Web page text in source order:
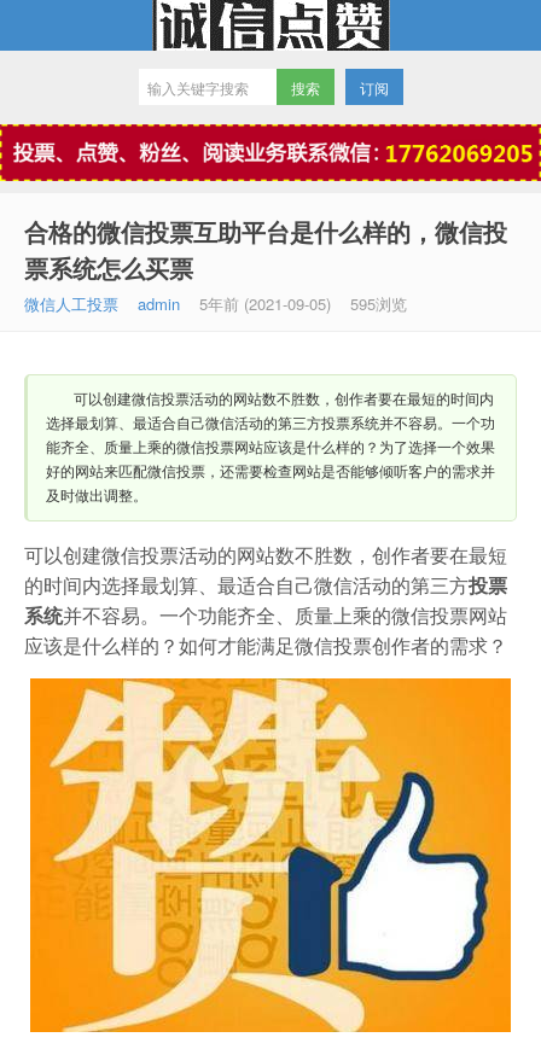
微信点赞
订阅
合格的微信投票互助平台是什么样的，微信投
票系统怎么买票
微信人工投票 admin 5年前 (2021-09-05) 595浏览
可以创建微信投票活动的网站数不胜数，创作者要在最短的时间内
选择最划算、最适合自己微信活动的第三方投票系统并不容易。一个功
能齐全、质量上乘的微信投票网站应该是什么样的？为了选择一个效果
好的网站来匹配微信投票，还需要检查网站是否能够倾听客户的需求并
及时做出调整。
可以创建微信投票活动的网站数不胜数，创作者要在最短
的时间内选择最划算、最适合自己微信活动的第三方投票
系统并不容易。一个功能齐全、质量上乘的微信投票网站
应该是什么样的？如何才能满足微信投票创作者的需求？